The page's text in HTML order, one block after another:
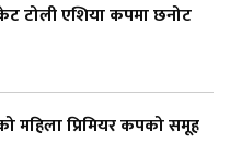
टोली एशिया कपमा छनोट
महिला प्रिमियर कपको समूह